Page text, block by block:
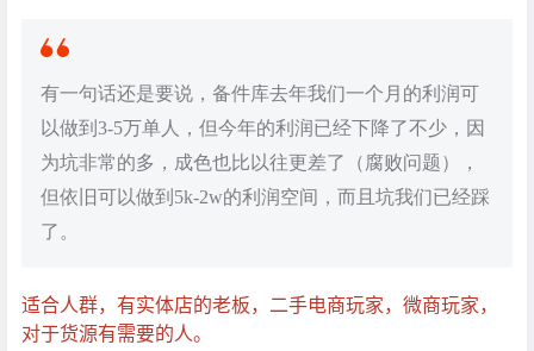
有一句话还是要说，备件库去年我们一个月的利润可
以做到3-5万单人，但今年的利润已经下降了不少，因
为坑非常的多，成色也比以往更差了（腐败问题），
但依旧可以做到5k-2w的利润空间，而且坑我们已经踩
了。
适合人群，有实体店的老板，二手电商玩家，微商玩家，
对于货源有需要的人。